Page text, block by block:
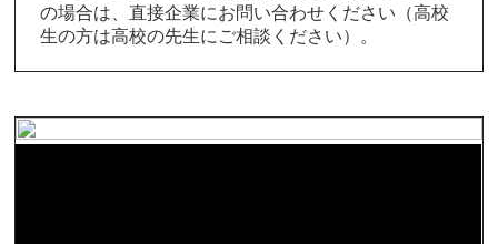
の場合は、直接企業にお問い合わせください（高校
生の方は高校の先生にご相談ください）。